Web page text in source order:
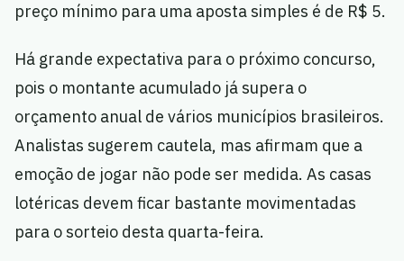
preço mínimo para uma aposta simples é de R$ 5.
Há grande expectativa para o próximo concurso,
pois o montante acumulado já supera o
orçamento anual de vários municípios brasileiros.
Analistas sugerem cautela, mas afirmam que a
emoção de jogar não pode ser medida. As casas
lotéricas devem ficar bastante movimentadas
para o sorteio desta quarta-feira.